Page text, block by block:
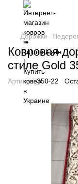
Дорожки
Ковровая
стиле Gold
Артикул:350-22